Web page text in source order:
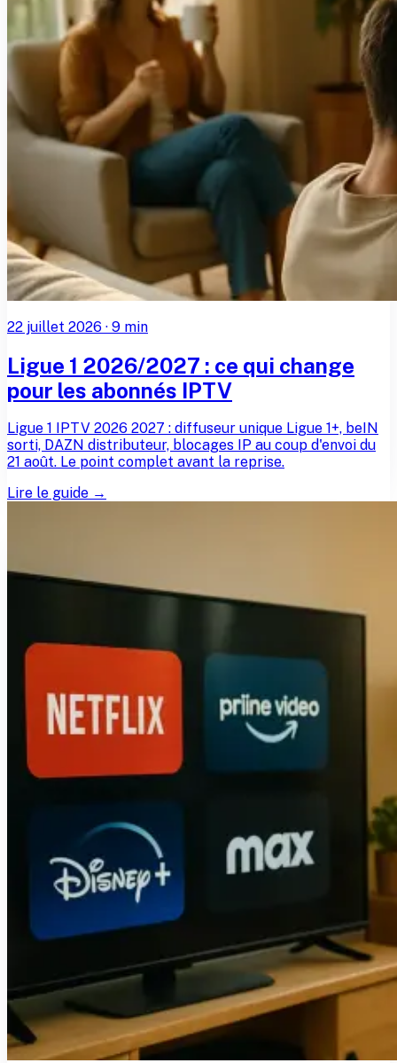
22 juillet 2026 · 9 min
Ligue 1 2026/2027 : ce qui change
pour les abonnés IPTV
Ligue 1 IPTV 2026 2027 : diffuseur unique Ligue 1+, beIN
sorti, DAZN distributeur, blocages IP au coup d'envoi du
21 août. Le point complet avant la reprise.
Lire le guide →